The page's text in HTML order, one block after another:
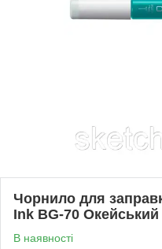
Чорнило для
Ink BG-70
В наявності